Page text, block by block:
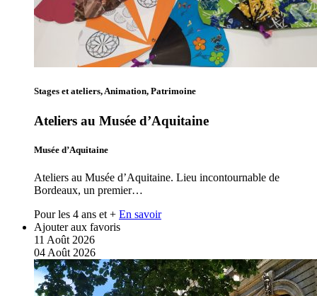
Stages et ateliers, Animation, Patrimoine
Ateliers au Musée d’Aquitaine
Musée d’Aquitaine
Ateliers au Musée d’Aquitaine. Lieu incontournable de
Bordeaux, un premier…
Pour les 4 ans et + En savoir
Ajouter aux favoris
11 Août 2026
04 Août 2026